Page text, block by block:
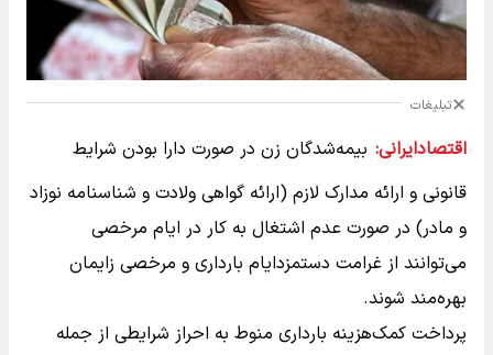
تبلیغات
اقتصادایرانی: بیمه‌شدگان زن در صورت دارا بودن شرایط
قانونی و ارائه مدارک لازم (ارائه گواهی ولادت و شناسنامه نوزاد
و مادر) در صورت عدم اشتغال به کار در ایام مرخصی
می‌توانند از غرامت دستمزدایام بارداری و مرخصی زایمان
بهره‌مند شوند.
پرداخت کمک‌هزینه بارداری منوط به احراز شرایطی از جمله